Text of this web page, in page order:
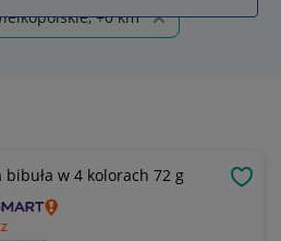
+0 km
bibuła w 4 kolorach 72 g